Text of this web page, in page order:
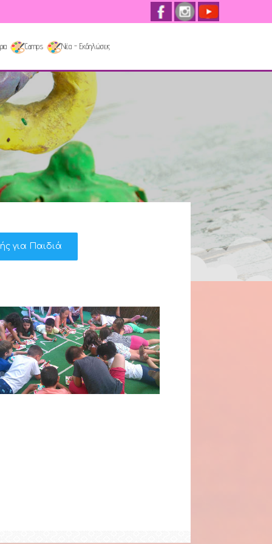
Camps Νέα - Εκδηλώσεις
για Παιδιά